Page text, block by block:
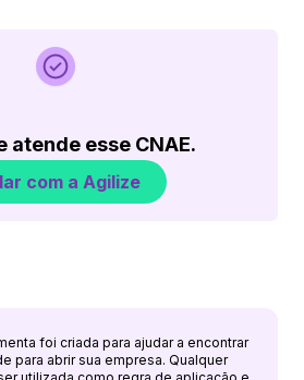
atende esse CNAE.
com a Agilize
foi criada para ajudar a encontrar
para abrir sua empresa. Qualquer